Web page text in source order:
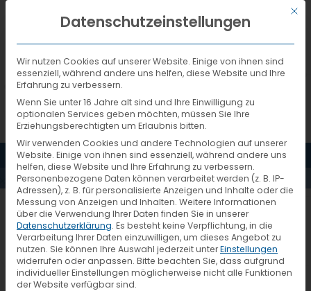
DEUTSCH
MENÜ
AKTUELLES
Portrait Joachim Berends
Mit
Datenschutzeinstellungen
Wir nutzen Cookies auf unserer Website. Einige von ihnen sind
essenziell, während andere uns helfen, diese Website und Ihre
Erfahrung zu verbessern.
Wenn Sie unter 16 Jahre alt sind und Ihre Einwilligung zu
optionalen Services geben möchten, müssen Sie Ihre
Erziehungsberechtigten um Erlaubnis bitten.
Wir verwenden Cookies und andere Technologien auf unserer
Website. Einige von ihnen sind essenziell, während andere uns
helfen, diese Website und Ihre Erfahrung zu verbessern.
Personenbezogene Daten können verarbeitet werden (z. B. IP-
Adressen), z. B. für personalisierte Anzeigen und Inhalte oder die
Messung von Anzeigen und Inhalten. Weitere Informationen
über die Verwendung Ihrer Daten finden Sie in unserer
Datenschutzerklärung. Es besteht keine Verpflichtung, in die
Verarbeitung Ihrer Daten einzuwilligen, um dieses Angebot zu
nutzen. Sie können Ihre Auswahl jederzeit unterEinstellungen
widerrufen oder anpassen. Bitte beachten Sie, dass aufgrund
individueller Einstellungen möglicherweise nicht alle Funktionen
der Website verfügbar sind.